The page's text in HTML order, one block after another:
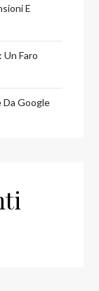
E
Faro
Da Google